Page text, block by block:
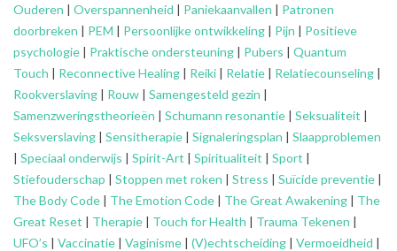
Ouderen | Overspannenheid | Paniekaanvallen | Patronen
doorbreken | PEM | Persoonlijke ontwikkeling | Pijn | Positieve
psychologie | Praktische ondersteuning | Pubers | Quantum
Touch | Reconnective Healing | Reiki | Relatie | Relatiecounseling |
Rookverslaving | Rouw | Samengesteld gezin |
Samenzweringstheorieën | Schumann resonantie | Seksualiteit |
Seksverslaving | Sensitherapie | Signaleringsplan | Slaapproblemen
| Speciaal onderwijs | Spirit-Art | Spiritualiteit | Sport |
Stiefouderschap | Stoppen met roken | Stress | Suïcide preventie |
The Body Code | The Emotion Code | The Great Awakening | The
Great Reset | Therapie | Touch for Health | Trauma Tekenen |
UFO’s | Vaccinatie | Vaginisme | (V)echtscheiding | Vermoeidheid |